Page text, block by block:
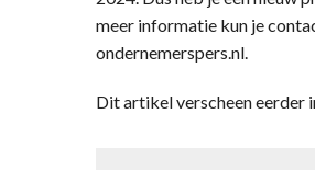
meer informatie kun je
ondernemerspers.nl.
Dit artikel verscheen eerder